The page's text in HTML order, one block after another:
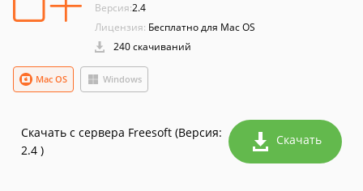
Версия:2.4
Лицензия: Бесплатно для Mac OS
240 скачиваний
Mac OS Windows
Скачать с сервера Freesoft (Версия:
2.4 )
Скачать